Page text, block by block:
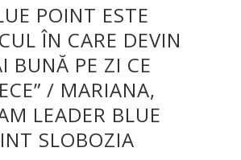
POINT ESTE
ÎN CARE DEVIN
BUNĂ PE ZI CE
/ MARIANA,
LEADER BLUE
SLOBOZIA